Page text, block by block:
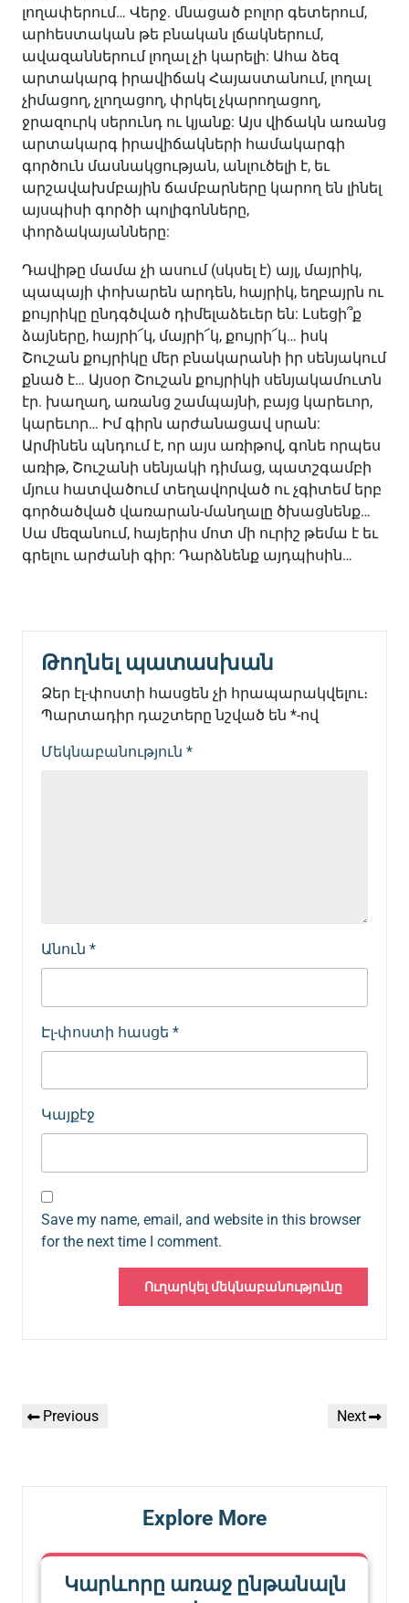
լողափերում… Վերջ. մնացած բոլոր գետերում,
արհեստական ​​թե բնական լճակներում,
ավազաններում լողալ չի կարելի: Ահա ձեզ
արտակարգ իրավիճակ Հայաստանում, լողալ
չիմացող, չլողացող, փրկել չկարողացող,
ջրազուրկ սերունդ ու կյանք: Այս վիճակն առանց
արտակարգ իրավիճակների համակարգի
գործուն մասնակցության, անլուծելի է, եւ
արշավախմբային ճամբարները կարող են լինել
այսպիսի գործի պոլիգոնները,
փորձակայանները:
Դավիթը մամա չի ասում (սկսել է) այլ, մայրիկ,
պապայի փոխարեն արդեն, հայրիկ, եղբայրն ու
քույրիկը ընդգծված դիմելաձեւեր են: Լսեցի՞ք
ձայները, հայրի՜կ, մայրի՜կ, քույրի՜կ… իսկ
Շուշան քույրիկը մեր բնակարանի իր սենյակում
քնած է… Այսօր Շուշան քույրիկի սենյակամուտն
էր. խաղաղ, առանց շամպայնի, բայց կարեւոր,
կարեւոր… Իմ գիրն արժանացավ սրան:
Արմինեն պնդում է, որ այս առիթով, գոնե որպես
առիթ, Շուշանի սենյակի դիմաց, պատշգամբի
մյուս հատվածում տեղավորված ու չգիտեմ երբ
գործածված վառարան-մանղալը ծխացնենք…
Սա մեզանում, հայերիս մոտ մի ուրիշ թեմա է եւ
գրելու արժանի գիր: Դարձնենք այդպիսին…
Թողնել պատասխան
Ձեր էլ-փոստի հասցեն չի հրապարակվելու։
Պարտադիր դաշտերը նշված են *-ով
Մեկնաբանություն *
Անուն *
Էլ-փոստի հասցե *
Կայքէջ
Save my name, email, and website in this browser
for the next time I comment.
նավարկումը
Previous
Previous
Next
Next
Explore More
Կարևորը առաջ ընթանալն